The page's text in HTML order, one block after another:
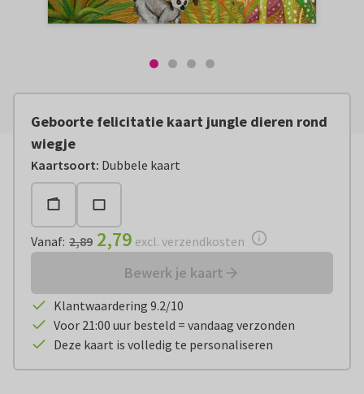
Geboorte felicitatie kaart jungle dieren rond
wiegje
Kaartsoort: Dubbele kaart
Vanaf:€ 2,79 excl. verzendkosten
Vanaf: 2,89 2,79 excl. verzendkosten
Bewerk je kaart
Klantwaardering 9.2/10
Voor 21:00 uur besteld = vandaag verzonden
Deze kaart is volledig te personaliseren